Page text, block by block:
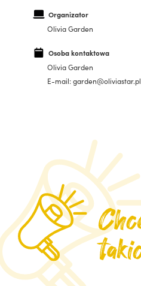
Organizator
Olivia Garden
Osoba kontaktowa
Olivia Garden
E-mail: garden@oliviastar.pl